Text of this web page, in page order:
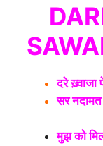
दरे ख़्वाजा
सर
मुझ को